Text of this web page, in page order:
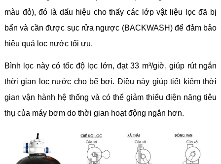
màu đỏ), đó là dấu hiệu cho thấy các lớp vật liệu lọc đã bị
bẩn và cần được sục rửa ngược (BACKWASH) để đảm bảo
hiệu quả lọc nước tối ưu.
Bình lọc này có tốc độ lọc lớn, đạt 33 m³/giờ, giúp rút ngắn
thời gian lọc nước cho bể bơi. Điều này giúp tiết kiệm thời
gian vận hành hệ thống và có thể giảm thiểu điện năng tiêu
thụ của máy bơm do thời gian hoạt động ngắn hơn.